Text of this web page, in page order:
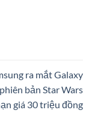
ra mắt Galaxy
bản Star Wars
giá 30 triệu đồng